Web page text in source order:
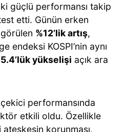
güçlü performansı takip
etti. Günün erken
%12’lik artış,
endeksi KOSPI’nin aynı
yükselişi açık ara
performansında
etkili oldu. Özellikle
ateşkesin korunması,